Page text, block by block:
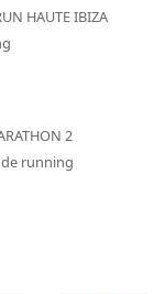
HAUTE IBIZA
2
de running